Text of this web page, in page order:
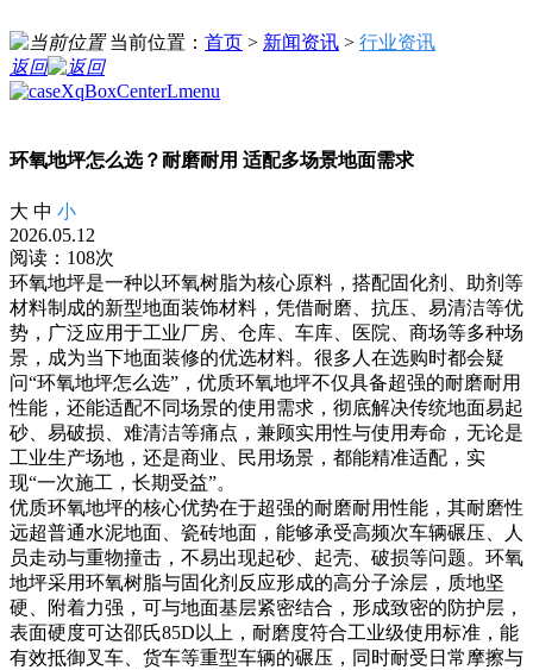
当前位置： 首页 > 新闻资讯 > 行业资讯
返回
环氧地坪怎么选？耐磨耐用 适配多场景地面需求
大 中 小
2026.05.12
阅读：108次
环氧地坪是一种以环氧树脂为核心原料，搭配固化剂、助剂等
材料制成的新型地面装饰材料，凭借耐磨、抗压、易清洁等优
势，广泛应用于工业厂房、仓库、车库、医院、商场等多种场
景，成为当下地面装修的优选材料。很多人在选购时都会疑
问“环氧地坪怎么选”，优质环氧地坪不仅具备超强的耐磨耐用
性能，还能适配不同场景的使用需求，彻底解决传统地面易起
砂、易破损、难清洁等痛点，兼顾实用性与使用寿命，无论是
工业生产场地，还是商业、民用场景，都能精准适配，实
现“一次施工，长期受益”。
优质环氧地坪的核心优势在于超强的耐磨耐用性能，其耐磨性
远超普通水泥地面、瓷砖地面，能够承受高频次车辆碾压、人
员走动与重物撞击，不易出现起砂、起壳、破损等问题。环氧
地坪采用环氧树脂与固化剂反应形成的高分子涂层，质地坚
硬、附着力强，可与地面基层紧密结合，形成致密的防护层，
表面硬度可达邵氏85D以上，耐磨度符合工业级使用标准，能
有效抵御叉车、货车等重型车辆的碾压，同时耐受日常摩擦与